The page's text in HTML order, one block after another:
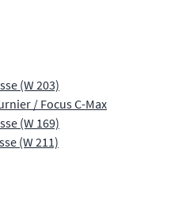
(W 203)
/ Focus C-Max
(W 169)
(W 211)